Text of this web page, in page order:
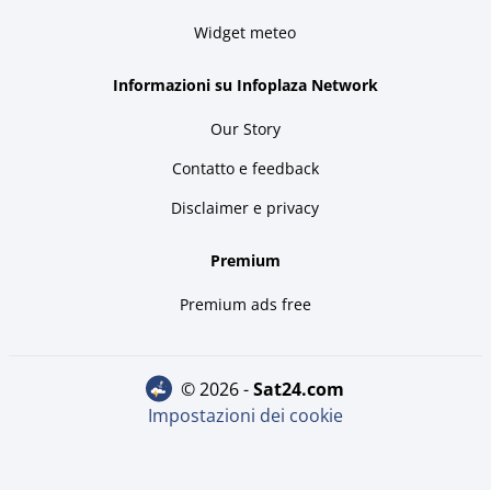
Widget meteo
Informazioni su Infoplaza Network
Our Story
Contatto e feedback
Disclaimer e privacy
Premium
Premium ads free
© 2026 - sat24.com
Impostazioni dei cookie